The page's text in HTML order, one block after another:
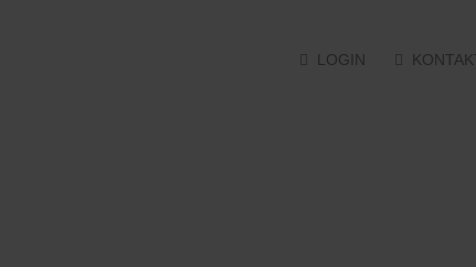
LOGIN